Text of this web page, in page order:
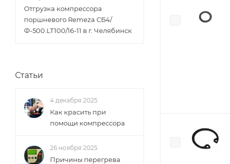
Отгрузка компрессора
поршневого Remeza СБ4/
Ф-500.LT100/16-11 в г. Челябинск
Статьи
4 декабря 2025
Как красить при
помощи компрессора
26 ноября 2025
Причины перегрева